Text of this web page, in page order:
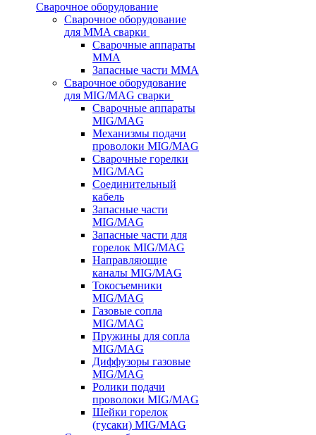
Сварочное оборудование
Сварочное оборудование
для MMA сварки
Сварочные аппараты
MMA
Запасные части MMA
Сварочное оборудование
для MIG/MAG сварки
Сварочные аппараты
MIG/MAG
Механизмы подачи
проволоки MIG/MAG
Сварочные горелки
MIG/MAG
Соединительный
кабель
Запасные части
MIG/MAG
Запасные части для
горелок MIG/MAG
Направляющие
каналы MIG/MAG
Токосъемники
MIG/MAG
Газовые сопла
MIG/MAG
Пружины для сопла
MIG/MAG
Диффузоры газовые
MIG/MAG
Ролики подачи
проволоки MIG/MAG
Шейки горелок
(гусаки) MIG/MAG